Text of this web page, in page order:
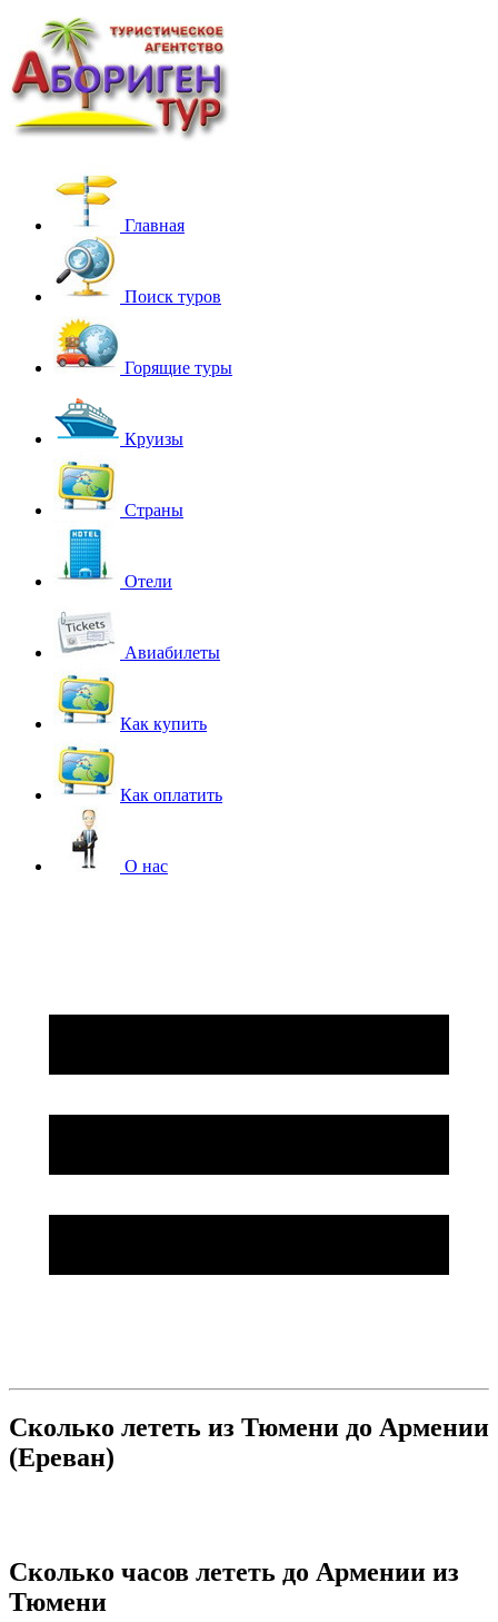
Главная
Поиск туров
Горящие туры
Круизы
Страны
Отели
Авиабилеты
Как купить
Как оплатить
О нас
Сколько лететь из Тюмени до Армении
(Ереван)
Сколько часов лететь до Армении из
Тюмени